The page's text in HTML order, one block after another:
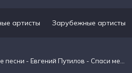
артисты Зарубежные артисты
песни - Евгений Путилов - Спаси меня от одиночества